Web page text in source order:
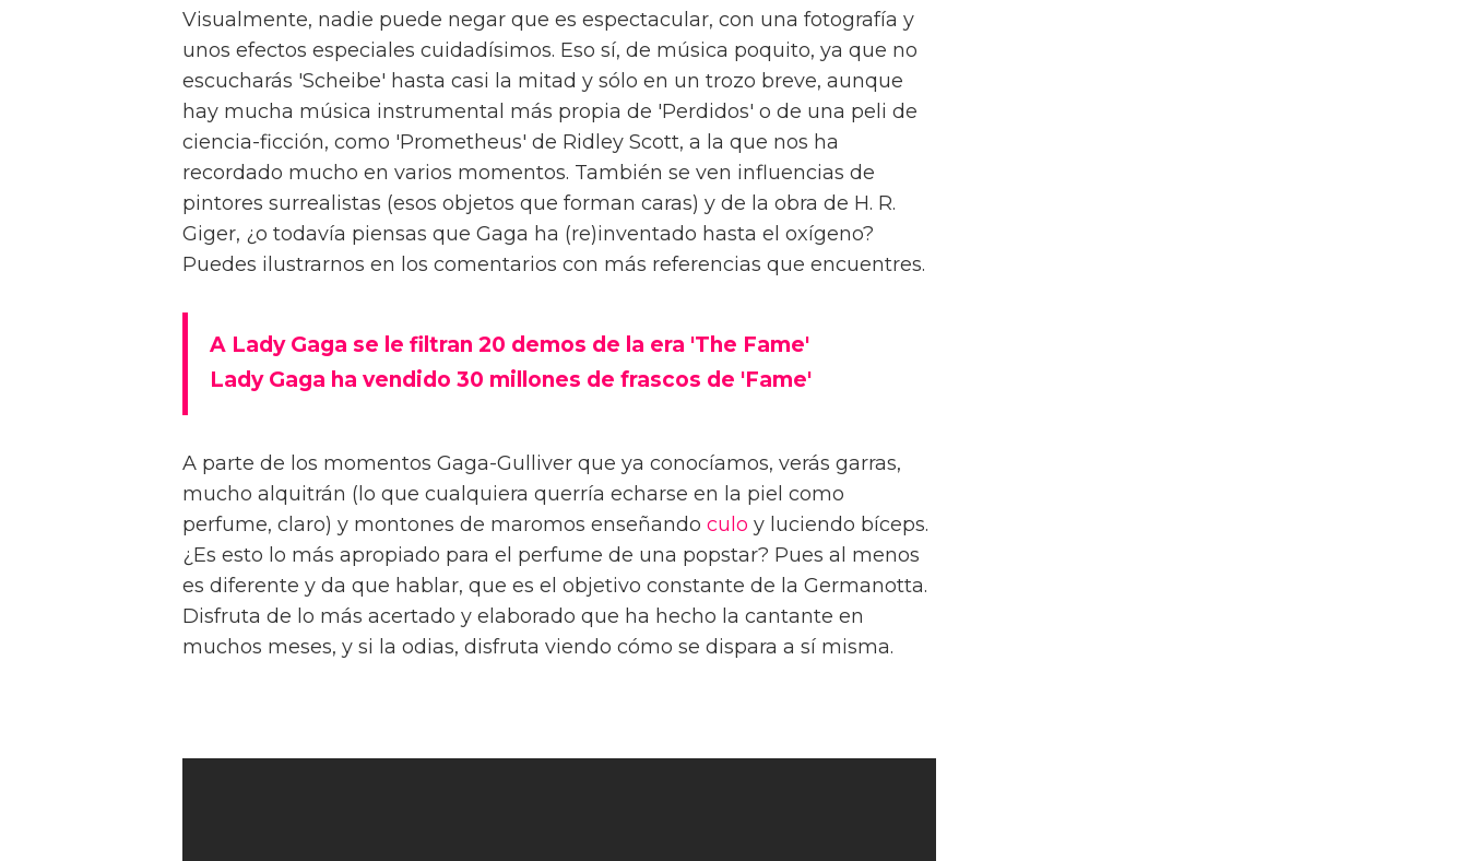
Visualmente, nadie puede negar que es espectacular, con una fotografía y
unos efectos especiales cuidadísimos. Eso sí, de música poquito, ya que no
escucharás 'Scheibe' hasta casi la mitad y sólo en un trozo breve, aunque
hay mucha música instrumental más propia de 'Perdidos' o de una peli de
ciencia-ficción, como 'Prometheus' de Ridley Scott, a la que nos ha
recordado mucho en varios momentos. También se ven influencias de
pintores surrealistas (esos objetos que forman caras) y de la obra de H. R.
Giger, ¿o todavía piensas que Gaga ha (re)inventado hasta el oxígeno?
Puedes ilustrarnos en los comentarios con más referencias que encuentres.
A Lady Gaga se le filtran 20 demos de la era 'The Fame'
Lady Gaga ha vendido 30 millones de frascos de 'Fame'
A parte de los momentos Gaga-Gulliver que ya conocíamos, verás garras,
mucho alquitrán (lo que cualquiera querría echarse en la piel como
perfume, claro) y montones de maromos enseñando culo y luciendo bíceps.
¿Es esto lo más apropiado para el perfume de una popstar? Pues al menos
es diferente y da que hablar, que es el objetivo constante de la Germanotta.
Disfruta de lo más acertado y elaborado que ha hecho la cantante en
muchos meses, y si la odias, disfruta viendo cómo se dispara a sí misma.